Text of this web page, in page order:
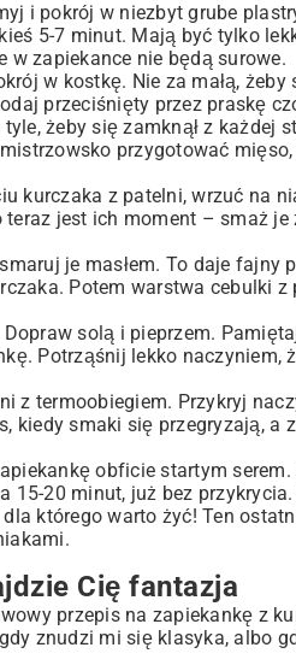
i pokrój w niezbyt grube
5-7 minut. Mają być tylko
w zapiekance nie będą surowe.
w kostkę. Nie za małą, żeby
przeciśnięty przez praskę
żeby się zamknął z każdej
przygotować
kurczaka z patelni, wrzuć na
jest ich moment – smaż
je masłem. To daje fajny
Potem warstwa cebulki
solą i pieprzem.
Potrząśnij lekko naczyniem,
z termoobiegiem. Przykryj
kiedy smaki się przegryzają, a
obficie startym
15-20 minut, już bez
którego warto żyć! Ten
Cię fantazja
przepis na zapiekankę z
znudzi mi się klasyka, albo